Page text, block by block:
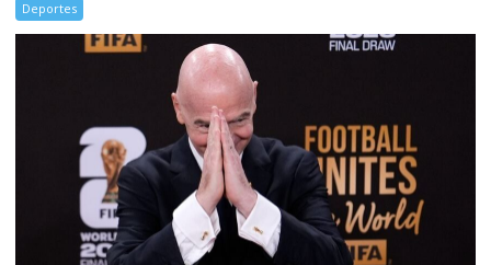
Deportes